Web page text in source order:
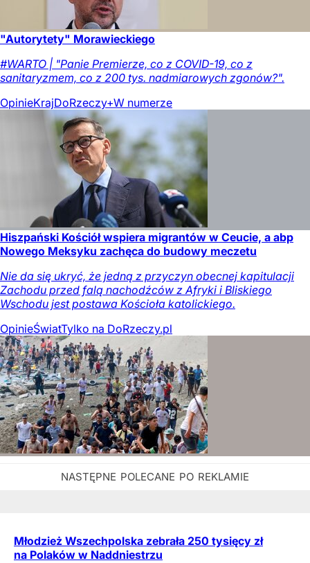
"Autorytety" Morawieckiego
#WARTO | "Panie Premierze, co z COVID-19, co z
sanitaryzmem, co z 200 tys. nadmiarowych zgonów?".
OpinieKrajDoRzeczy+W numerze
Hiszpański Kościół wspiera migrantów w Ceucie, a abp
Nowego Meksyku zachęca do budowy meczetu
Nie da się ukryć, że jedną z przyczyn obecnej kapitulacji
Zachodu przed falą nachodźców z Afryki i Bliskiego
Wschodu jest postawa Kościoła katolickiego.
OpinieŚwiatTylko na DoRzeczy.pl
Młodzież Wszechpolska zebrała 250 tysięcy zł
na Polaków w Naddniestrzu